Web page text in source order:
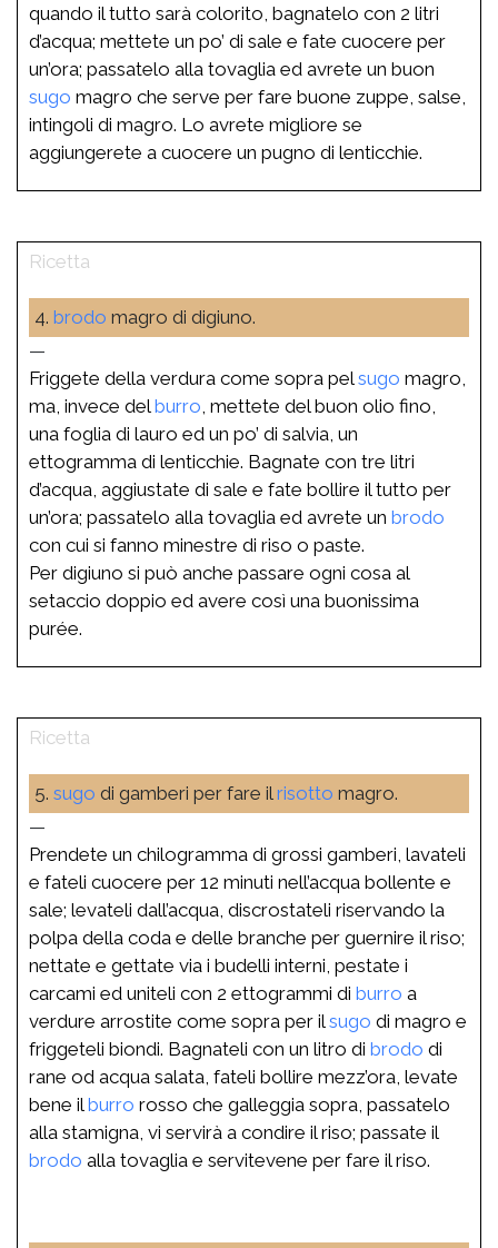
quando il tutto sarà colorito, bagnatelo con 2 litri
d’acqua; mettete un po’ di sale e fate cuocere per
un’ora; passatelo alla tovaglia ed avrete un buon
sugo magro che serve per fare buone zuppe, salse,
intingoli di magro. Lo avrete migliore se
aggiungerete a cuocere un pugno di lenticchie.
4. brodo magro di digiuno.
—
Friggete della verdura come sopra pelsugo magro,
ma, invece delburro , mettete del buon olio fino,
una foglia di lauro ed un po’ di salvia, un
ettogramma di lenticchie. Bagnate con tre litri
d’acqua, aggiustate di sale e fate bollire il tutto per
un’ora; passatelo alla tovaglia ed avrete un brodo
con cui si fanno minestre di riso o paste.
Per digiuno si può anche passare ogni cosa al
setaccio doppio ed avere così una buonissima
purée.
5. sugo di gamberi per fare il risotto magro.
—
Prendete un chilogramma di grossi gamberi, lavateli
e fateli cuocere per 12 minuti nell’acqua bollente e
sale; levateli dall’acqua, discrostateli riservando la
polpa della coda e delle branche per guernire il riso;
nettate e gettate via i budelli interni, pestate i
carcami ed uniteli con 2 ettogrammi di burro a
verdure arrostite come sopra per ilsugo di magro e
friggeteli biondi. Bagnateli con un litro di brodo di
rane od acqua salata, fateli bollire mezz’ora, levate
bene ilburro rosso che galleggia sopra, passatelo
alla stamigna, vi servirà a condire il riso; passate il
brodo alla tovaglia e servitevene per fare il riso.